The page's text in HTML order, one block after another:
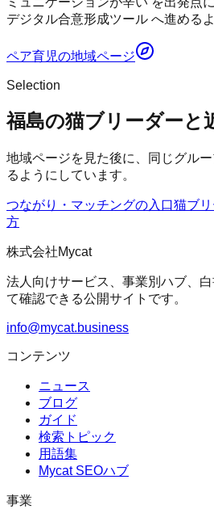
デジタル合意形成ツール へ進める
ペア育児の地域ページ
Selection
福島の猫ブリーダーと
地域ページを見た後に、同じグル
るようにしています。
つながり・マッチングの入口猫ブ
方
株式会社Mycat
法人向けサービス、事業別ハブ、
て確認できる公開サイトです。
info@mycat.business
コンテンツ
ニュース
ブログ
ガイド
検索トピック
用語集
Mycat SEOハブ
事業